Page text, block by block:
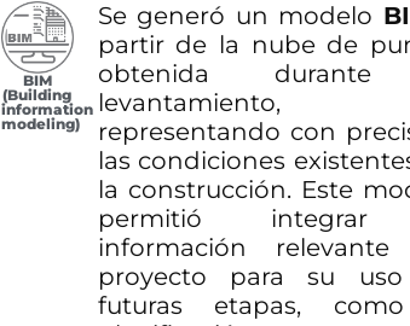
BIM
(Building
information
modeling)
Se generó un modelo
partir de la nube de
obtenida
levantamiento,
representando con
las condiciones
la construcción. Este
permitió
información
proyecto para su
futuras etapas,